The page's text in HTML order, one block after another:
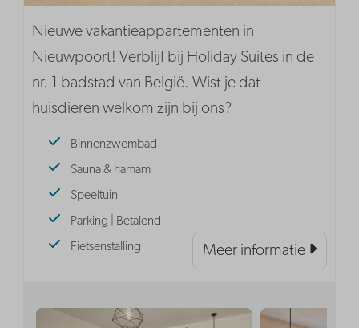
Nieuwe vakantieappartementen in
Nieuwpoort! Verblijf bij Holiday Suites in de
nr. 1 badstad van België. Wist je dat
huisdieren welkom zijn bij ons?
Binnenzwembad
Sauna & hamam
Speeltuin
Parking | Betalend
Fietsenstalling
Meer informatie